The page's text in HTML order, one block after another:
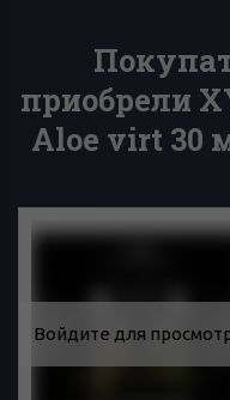
приобрели
Aloe virt 30
Войдите для